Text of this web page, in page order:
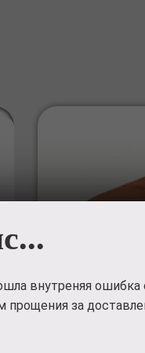
внутреняя ошибка
прощения за